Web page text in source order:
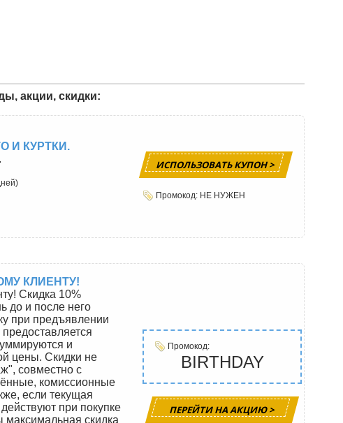
акции, скидки:
И КУРТКИ.
ИСПОЛЬЗОВАТЬ КУПОН >
Промокод: НЕ НУЖЕН
КЛИЕНТУ!
Скидка 10%
до и после него
при предъявлении
и
цены. Скидки не
совместно с
комиссионные
если текущая
при покупке
максимальная скидка
Промокод:
BIRTHDAY
ПЕРЕЙТИ НА АКЦИЮ >